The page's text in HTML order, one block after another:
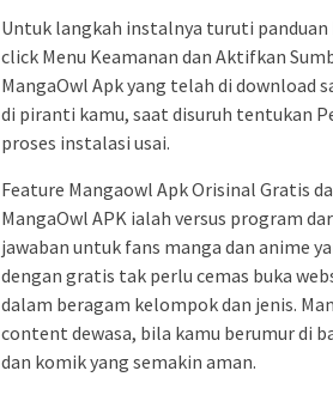
Untuk langkah instalnya turuti
click Menu Keamanan dan Aktifkan
MangaOwl Apk yang telah di download
di piranti kamu, saat disuruh tentukan
proses instalasi usai.
Feature Mangaowl Apk Orisinal Gratis
MangaOwl APK ialah versus program
jawaban untuk fans manga dan anime
dengan gratis tak perlu cemas buka
dalam beragam kelompok dan jenis.
content dewasa, bila kamu berumur di
dan komik yang semakin aman.